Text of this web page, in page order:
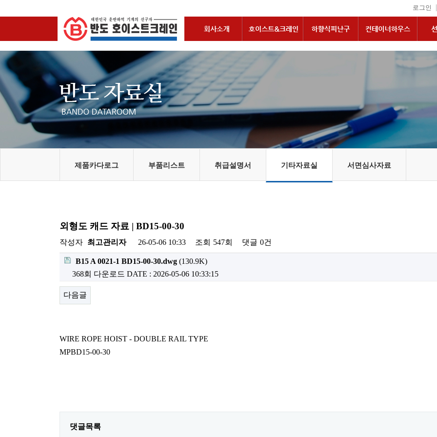
로그인 |
제품카다로그 부품리스트 취급설명서 기타자료실 서면심사자료
외형도 캐드 자료 | BD15-00-30
작성자 최고관리자 26-05-06 10:33 조회 547회 댓글 0건
B15 A 0021-1 BD15-00-30.dwg (130.9K)
368회 다운로드 DATE : 2026-05-06 10:33:15
다음글
WIRE ROPE HOIST - DOUBLE RAIL TYPE
MPBD15-00-30
댓글목록